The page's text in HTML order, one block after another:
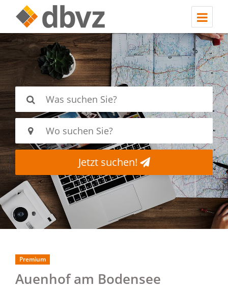
Jetzt suchen!
Auenhof am Bodensee
Premium